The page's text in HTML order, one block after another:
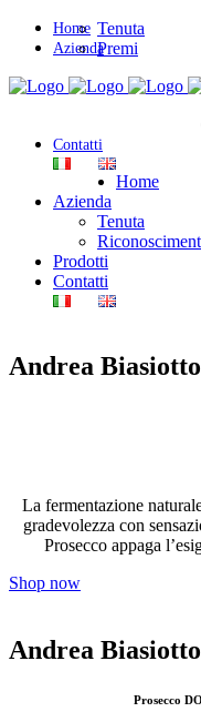
Home
Azienda
Tenuta
Premi
Contatti
Home
Azienda
Tenuta
Prodotti
Contatti
Andrea Biasiotto
La fermentazione
gradevolezza con
Prosecco appaga
Shop now
Andrea Biasiotto
Prosecco